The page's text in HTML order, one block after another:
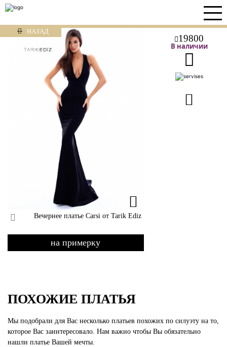
НАЗАД
19800
В наличии
Вечернее платье Carsi от Tarik Ediz
на примерку
ПОХОЖИЕ ПЛАТЬЯ
Мы подобрали для Вас несколько платьев похожих по силуэту на то,
которое Вас заинтересовало. Нам важно чтобы Вы обязательно
нашли платье Вашей мечты.